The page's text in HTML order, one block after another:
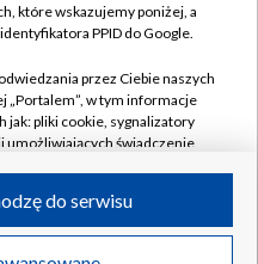
S.A. w likwidacji
które wskazujemy poniżej, a
PPID do Google.
przez Ciebie naszych
„Portalem”, w tym informacje
jak: pliki cookie, sygnalizatory
umożliwiających świadczenie
przez Ciebie
do serwisu